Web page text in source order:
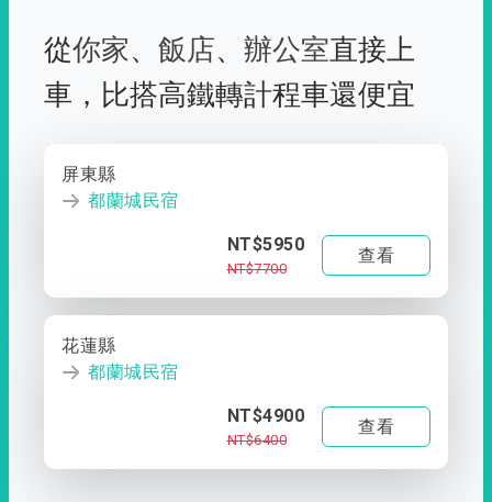
從你家、 飯店、 辦公室直接上
車， 比搭高鐵轉計程車還便宜
屏東縣
都蘭城民宿
NT$5950
NT$7700
查看
花蓮縣
都蘭城民宿
NT$4900
NT$6400
查看